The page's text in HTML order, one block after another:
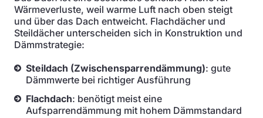
Wärmeverluste, weil warme Luft nach oben steigt
und über das Dach entweicht. Flachdächer und
Steildächer unterscheiden sich in Konstruktion und
Dämmstrategie:
Steildach (Zwischensparrendämmung): gute
Dämmwerte bei richtiger Ausführung
Flachdach: benötigt meist eine
Aufsparrendämmung mit hohem Dämmstandard